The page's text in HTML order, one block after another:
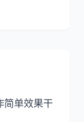
简单效果干